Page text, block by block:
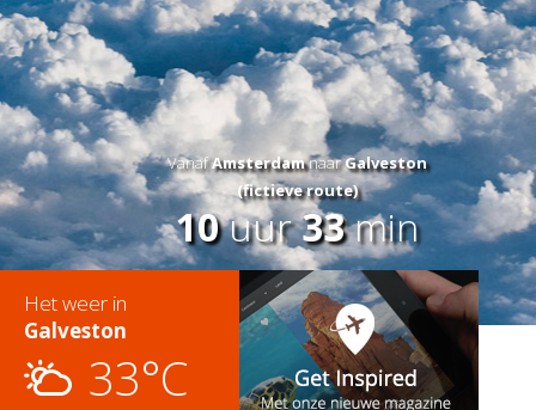
VanafAmsterdamnaarGalveston
(fictieve route)
10uur33min
Het weer in
Galveston
33°C